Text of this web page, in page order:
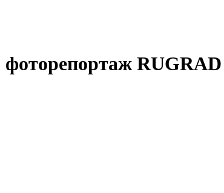
RUGRAD